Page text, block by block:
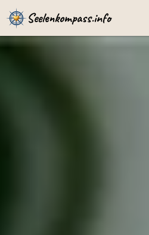
Seelenkompass.info